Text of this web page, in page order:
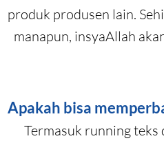
produk produsen lain.
manapun, insyaAllah
Apakah bisa
Termasuk running teks